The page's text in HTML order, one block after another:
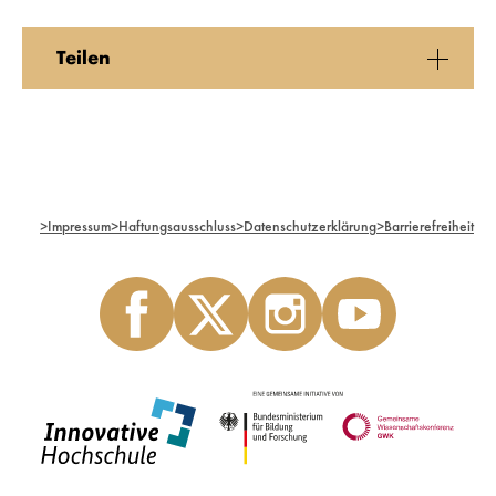
Teilen
>Impressum>Haftungsausschluss>Datenschutzerklärung>Barrierefreiheit